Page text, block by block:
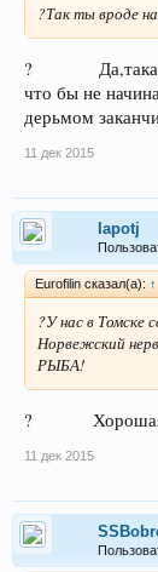
?Так ты вроде
? Да,такая уж
что бы не
дерьмом
11 дек 2015
lapotj
Eurofilin сказал(а): ↑
?У нас в Томске
Норвежский
РЫБА!
? Хорошая
11 дек 2015